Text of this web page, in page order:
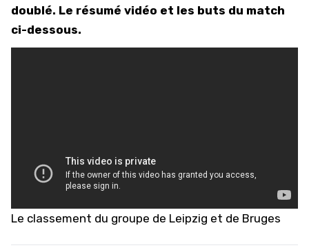
doublé. Le résumé vidéo et les buts du match
ci-dessous.
Le classement du groupe de Leipzig et de Bruges